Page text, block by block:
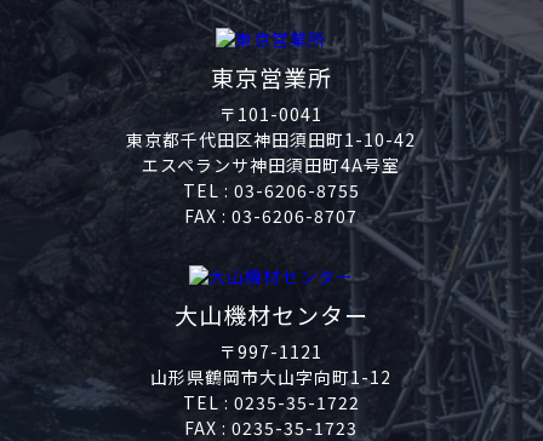
東京営業所
〒101-0041
東京都千代田区神田須田町1-10-42
エスペランサ神田須田町4A号室
TEL : 03-6206-8755
FAX : 03-6206-8707
大山機材センター
〒997-1121
山形県鶴岡市大山字向町1-12
TEL : 0235-35-1722
FAX : 0235-35-1723